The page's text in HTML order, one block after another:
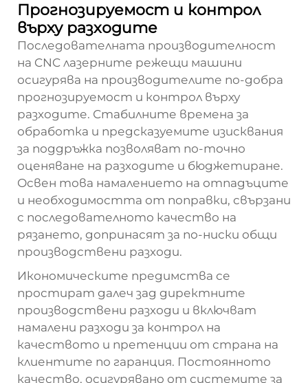
Прогнозируемост и контрол
върху разходите
Последователната производителност
на CNC лазерните режещи машини
осигурява на производителите по-добра
прогнозируемост и контрол върху
разходите. Стабилните времена за
обработка и предсказуемите изисквания
за поддръжка позволяват по-точно
оценяване на разходите и бюджетиране.
Освен това намалението на отпадъците
и необходимостта от поправки, свързани
с последователното качество на
рязането, допринасят за по-ниски общи
производствени разходи.
Икономическите предимства се
простират далеч зад директните
производствени разходи и включват
намалени разходи за контрол на
качеството и претенции от страна на
клиентите по гаранция. Постоянното
качество, осигурявано от системите за